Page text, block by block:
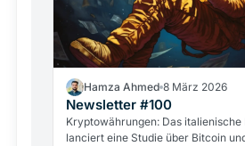
Hamza Ahmed 8 März 2026
Newsletter #100
Kryptowährungen: Das italienische
lanciert eine Studie über Bitcoin